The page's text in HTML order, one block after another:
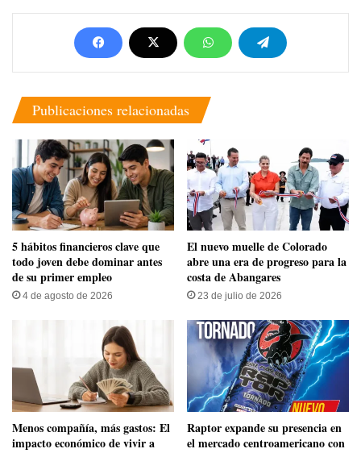
Publicaciones relacionadas
5 hábitos financieros clave que
todo joven debe dominar antes
de su primer empleo
4 de agosto de 2026
​El nuevo muelle de Colorado
abre una era de progreso para la
costa de Abangares
23 de julio de 2026
Menos compañía, más gastos: El
impacto económico de vivir a
Raptor expande su presencia en
el mercado centroamericano con